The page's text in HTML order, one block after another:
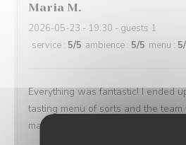
Maria M
2026-05-23 - 19:30 - guests 1
service : 5/5 ambience : 5/5 menu : 5
Everything was fantastic! I ended
tasting menu of sorts and the
making a wine paring for each